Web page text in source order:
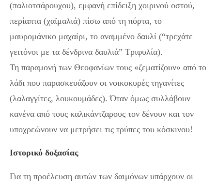
(παλιοτσάρουχου), εμφανή επίδειξη χοιρινού οστού,
περίαπτα (χαϊμαλιά) πίσω από τη πόρτα, το
μαυρομάνικο μαχαίρι, το αναμμένο δαυλί (“τρεχάτε
γειτόνοι με τα δένδρινα δαυλιά” Τριφυλία).
Τη παραμονή των Θεοφανίων τους «ζεματίζουν» από το
λάδι που παρασκευάζουν οι νοικοκυρές τηγανίτες
(λαλαγγίτες, λουκουμάδες). Όταν όμως συλλάβουν
κανένα από τους καλικάντζαρους τον δένουν και τον
υποχρεώνουν να μετρήσει τις τρύπες του κόσκινου!
Ιστορικό δοξασίας
Για τη προέλευση αυτών των δαιμόνων υπάρχουν οι